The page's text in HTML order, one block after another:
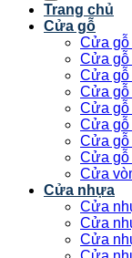
Trang chủ
Cửa gỗ
Cửa gỗ
Cửa gỗ
Cửa gỗ
Cửa gỗ
Cửa gỗ
Cửa gỗ
Cửa gỗ
Cửa gỗ
Cửa
Cửa nhựa
Cửa
Cửa
Cửa